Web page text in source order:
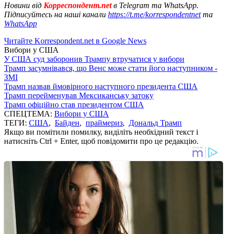
Новини від Корреспондент.netв Telegram та WhatsApp.
Підписуйтесь на наші канали https://t.me/korrespondentnetта
WhatsApp
Читайте Korrespondent.net в Google News
Вибори у США
У США суд заборонив Трампу втручатися у вибори
Трамп засумнівався, що Венс може стати його наступником -
ЗМІ
Трамп назвав ймовірного наступного президента США
Трамп перейменував Мексиканську затоку
Трамп офіційно став президентом США
СПЕЦТЕМА: Вибори у США
ТЕГИ: США, Байден, праймериз, Дональд Трамп
Якщо ви помітили помилку, виділіть необхідний текст і
натисніть Ctrl + Enter, щоб повідомити про це редакцію.